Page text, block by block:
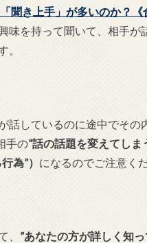
聞き上手」が多いのか？《
味を持って聞いて、相手が
。
話しているのに途中でその
手の”話の話題を変えてしま
為”） になるのでご注意くだ
、 ”あなたの方が詳しく知